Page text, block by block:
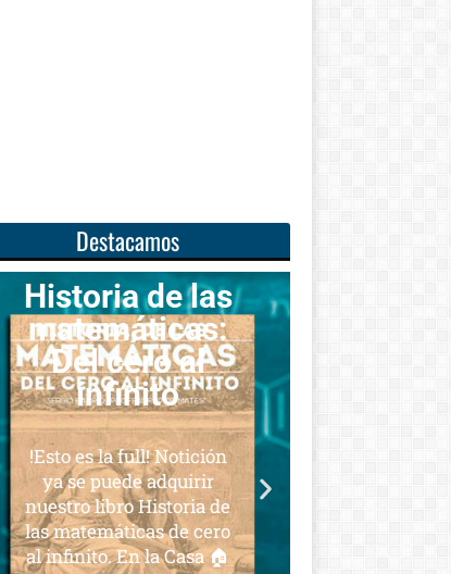
Destacamos
las
al
de
de cero
Casa 🏠
matemáticas
para todos
Notición!! Ya se puede
adquirir nuestro segundo
libro: Unas matemáticas
para todos